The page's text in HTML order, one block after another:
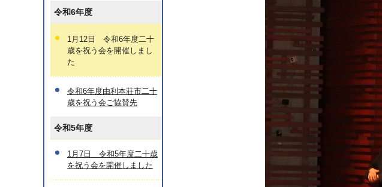
令和6年度
1月12日 令和6年度二十
歳を祝う会を開催しまし
た
令和6年度由利本荘市二十
歳を祝う会ご協賛先
令和5年度
1月7日 令和5年度二十歳
を祝う会を開催しました